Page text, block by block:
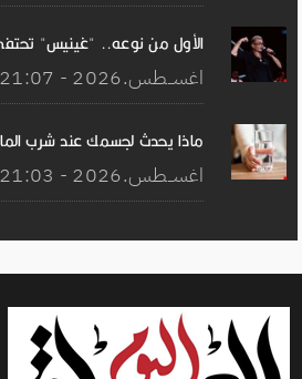
الأول من نوعه.. "غينيس"
07 اغســطس.2026 - 21:07
ماذا يحدث لجسمك عند شرب
07 اغســطس.2026 - 21:03